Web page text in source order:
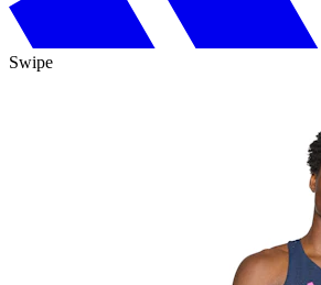
Swipe